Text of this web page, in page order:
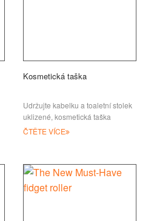
Kosmetická taška
Udržujte kabelku a toaletní stolek
uklizené, kosmetická taška
(kosmetická taška) je užitečná pro
ČTĚTE VÍCE